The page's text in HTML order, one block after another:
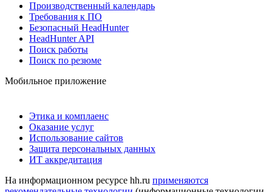
Производственный календарь
Требования к ПО
Безопасный HeadHunter
HeadHunter API
Поиск работы
Поиск по резюме
Мобильное приложение
Этика и комплаенс
Оказание услуг
Использование сайтов
Защита персональных данных
ИТ аккредитация
На информационном ресурсе hh.ru применяются